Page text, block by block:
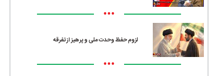
•••
لزوم حفظ وحدت ملی و پرهیز از تفرقه
•••